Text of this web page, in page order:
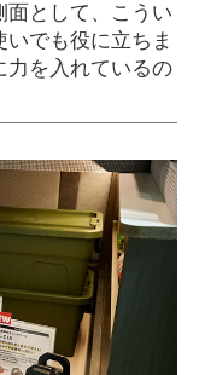
面として、こうい
でも役に立ちま
力を入れているの